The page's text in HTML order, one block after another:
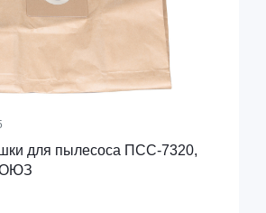
для пылесоса ПСС-7320,